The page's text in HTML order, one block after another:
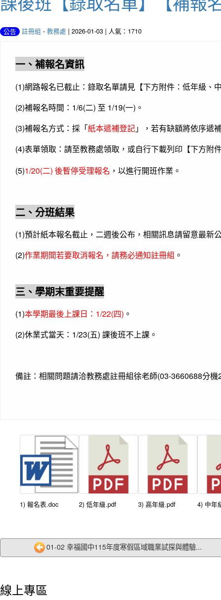
公告 註冊組 - 教務處 | 2026-01-03 | 人氣：1710
一、補報名資訊
(1)網路報名已截止：錄取名單請見【下方附件：低年級、
(2)補報名時間：1/6(二) 至 1/19(一)。
(3)補報名方式：採「紙本遞補登記」，若有缺額將依序遞
(4)表單領取：請至教務處領取，或自行下載列印【下方附
(5)1/20(二) 後暫停受理報名 ，以進行開班作業。
二、分班結果
(1)預計紙本報名截止，二週後公布，相關訊息請留意最新
(2)作業期間若要取消報名，請務必通知註冊組 。
三、學期末重要提醒
(1)本學期最後上課日：1/22(四) 。
(2)休業式當天：1/23(五) 課後班不上課。
備註：相關問題請洽教務處註冊組徐老師(03-3660688分機
1) 報名表.doc 2) 低年級.pdf 3) 高年級.pdf 4) 中年
01-02 幸福國中115年度寒假區域職業試探與體驗...
線上專區